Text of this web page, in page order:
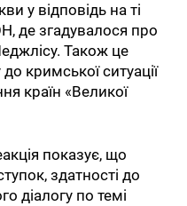
у відповідь на ті
де згадувалося про
Також це
кримської ситуації
країн «Великої
показує, що
здатності до
діалогу по темі